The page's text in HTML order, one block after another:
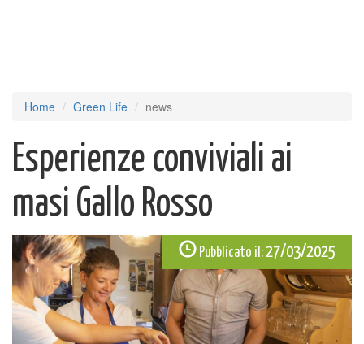
Home Green Life news
Esperienze conviviali ai
masi Gallo Rosso
Pubblicato il:27/03/2025